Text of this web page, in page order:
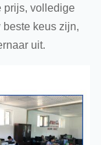
prijs, volledige
keus zijn,
uit.